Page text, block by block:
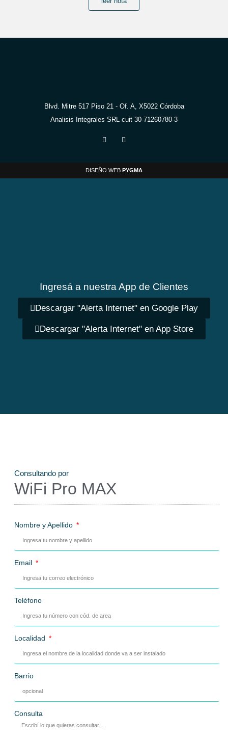
Blvd. Mitre 517 Piso 21 - Of. A, X5022 Córdoba
Analisis Integrales SRL cuit 30-71260780-3
DISEÑO WEB PYGMA
Ingresá a nuestra App de Clientes
Descargar "Alerta Internet" en Google Play
Descargar "Alerta Internet" en App Store
Consultando por
WiFi Pro MAX
Nombre y Apellido
Email
Teléfono
Localidad
Barrio
Consulta